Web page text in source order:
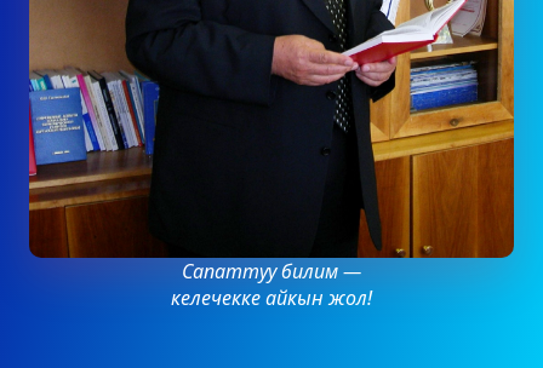
Сапаттуу билим —
келечекке айкын жол!